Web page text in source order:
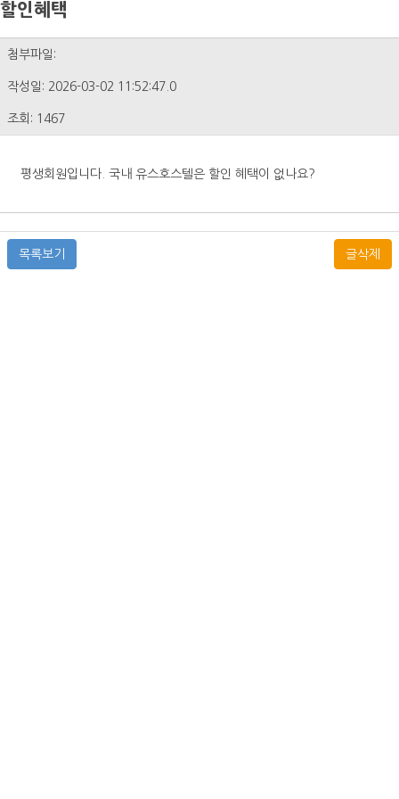
할인혜택
첨부파일:
작성일: 2026-03-02 11:52:47.0
조회: 1467
평생회원입니다. 국내 유스호스텔은 할인 혜택이 없나요?
목록보기 글삭제